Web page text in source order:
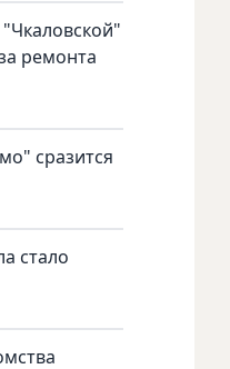
ремонта
сразится
стало